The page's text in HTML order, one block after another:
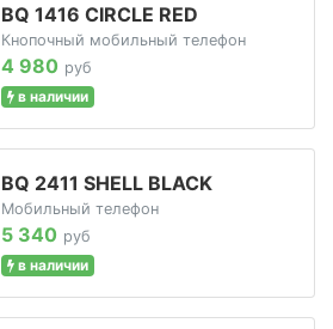
BQ 1416 CIRCLE RED
Кнопочный мобильный телефон
4 980 руб
в наличии
BQ 2411 SHELL BLACK
Мобильный телефон
5 340 руб
в наличии